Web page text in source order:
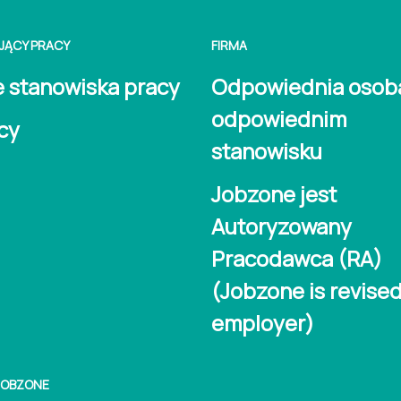
PRACY
stanowiska pracy
FIRMA
Odpowiednia
odpowiednim
stanowisku
Jobzone jest
Autoryzowany
Pracodawca (RA)
(Jobzone is revised
employer)